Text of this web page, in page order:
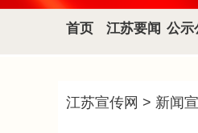
首页 江苏要闻 公示
江苏宣传网 > 新闻